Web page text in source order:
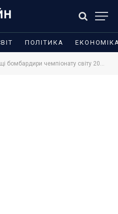
ПОЛІТИКА
бомбардири чемпіонату світу 2026"